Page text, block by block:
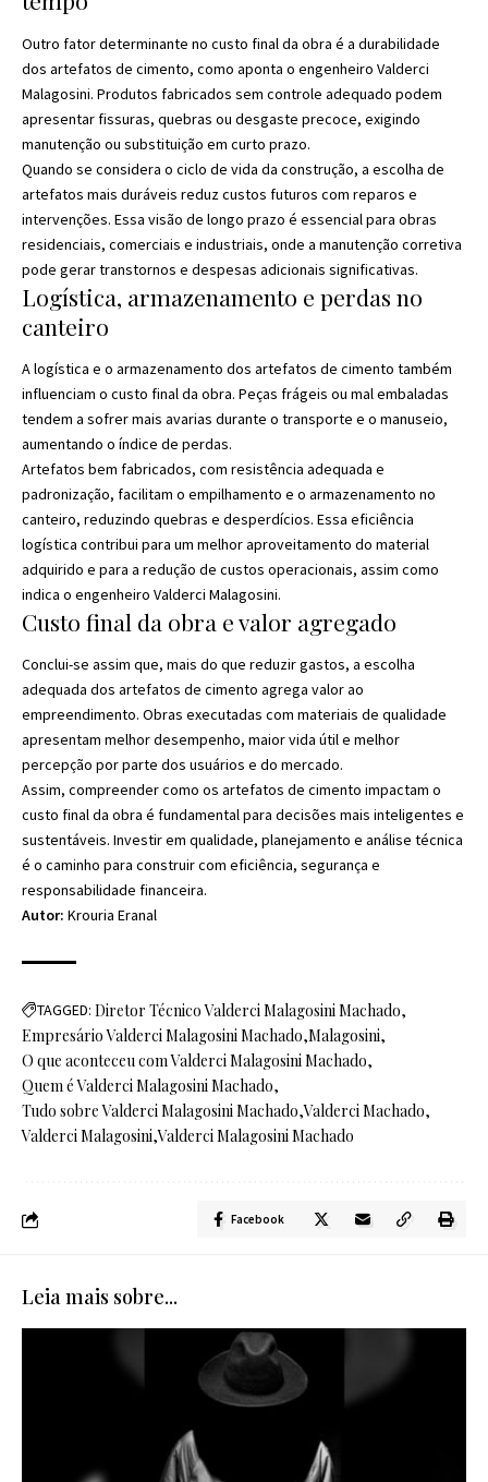
Outro fator determinante no custo final da obra é a durabilidade
dos artefatos de cimento, como aponta o engenheiro Valderci
Malagosini. Produtos fabricados sem controle adequado podem
apresentar fissuras, quebras ou desgaste precoce, exigindo
manutenção ou substituição em curto prazo.
Quando se considera o ciclo de vida da construção, a escolha de
artefatos mais duráveis reduz custos futuros com reparos e
intervenções. Essa visão de longo prazo é essencial para obras
residenciais, comerciais e industriais, onde a manutenção corretiva
pode gerar transtornos e despesas adicionais significativas.
Logística, armazenamento e perdas no
canteiro
A logística e o armazenamento dos artefatos de cimento também
influenciam o custo final da obra. Peças frágeis ou mal embaladas
tendem a sofrer mais avarias durante o transporte e o manuseio,
aumentando o índice de perdas.
Artefatos bem fabricados, com resistência adequada e
padronização, facilitam o empilhamento e o armazenamento no
canteiro, reduzindo quebras e desperdícios. Essa eficiência
logística contribui para um melhor aproveitamento do material
adquirido e para a redução de custos operacionais, assim como
indica o engenheiro Valderci Malagosini.
Custo final da obra e valor agregado
Conclui-se assim que, mais do que reduzir gastos, a escolha
adequada dos artefatos de cimento agrega valor ao
empreendimento. Obras executadas com materiais de qualidade
apresentam melhor desempenho, maior vida útil e melhor
percepção por parte dos usuários e do mercado.
Assim, compreender como os artefatos de cimento impactam o
custo final da obra é fundamental para decisões mais inteligentes e
sustentáveis. Investir em qualidade, planejamento e análise técnica
é o caminho para construir com eficiência, segurança e
responsabilidade financeira.
Autor: Krouria Eranal
TAGGED: Diretor Técnico Valderci Malagosini Machado
Empresário Valderci Malagosini Machado Malagosini
O que aconteceu com Valderci Malagosini Machado
Quem é Valderci Malagosini Machado
Tudo sobre Valderci Malagosini Machado Valderci Machado
Valderci Malagosini Valderci Malagosini Machado
Facebook
Leia mais sobre...